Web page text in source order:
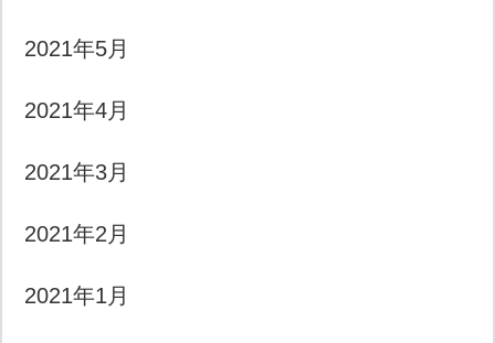
2021年5月
2021年4月
2021年3月
2021年2月
2021年1月